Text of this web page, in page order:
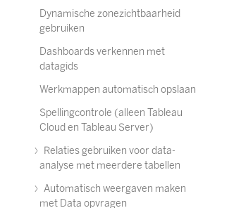
Dynamische zonezichtbaarheid
gebruiken
Dashboards verkennen met
datagids
Werkmappen automatisch opslaan
Spellingcontrole (alleen Tableau
Cloud en Tableau Server)
Relaties gebruiken voor data-
analyse met meerdere tabellen
Automatisch weergaven maken
met Data opvragen